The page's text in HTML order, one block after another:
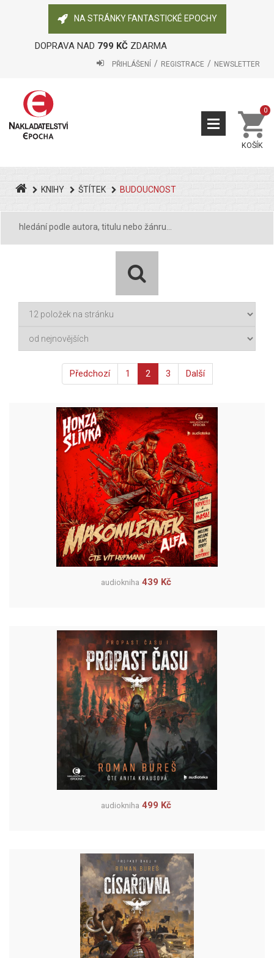
NA STRÁNKY FANTASTICKÉ EPOCHY
DOPRAVA NAD 799 KČZDARMA
PŘIHLÁŠENÍ REGISTRACE NEWSLETTER
KOŠÍK
0
KNIHY ŠTÍTEK BUDOUCNOST
Předchozí 1 2 3 Další
audiokniha 439 Kč
audiokniha 499 Kč